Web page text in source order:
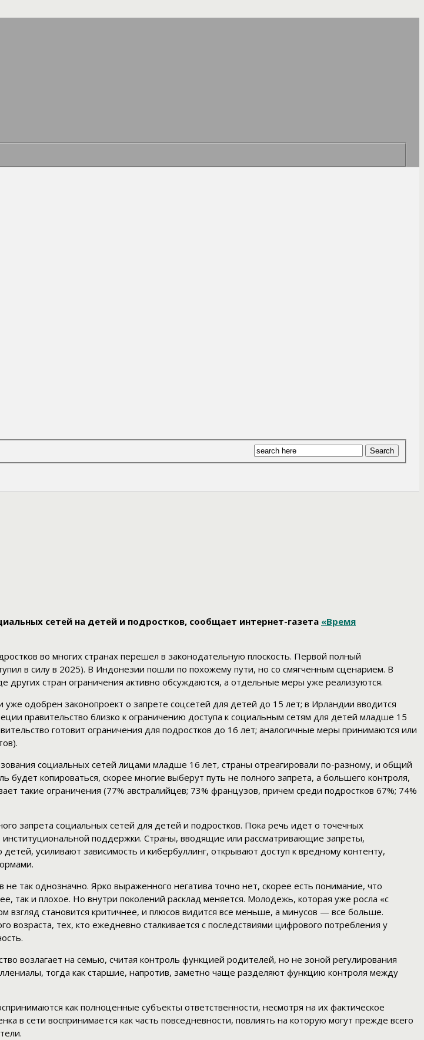
сетей на детей и подростков, сообщает интернет-газета «Время
во многих странах перешел в законодательную плоскость. Первой полный
в силу в 2025). В Индонезии пошли по похожему пути, но со смягченным сценарием. В
других стран ограничения активно обсуждаются, а отдельные меры уже реализуются.
одобрен законопроект о запрете соцсетей для детей до 15 лет; в Ирландии вводится
правительство близко к ограничению доступа к социальным сетям для детей младше 15
готовит ограничения для подростков до 16 лет; аналогичные меры принимаются или
социальных сетей лицами младше 16 лет, страны отреагировали по-разному, и общий
копироваться, скорее многие выберут путь не полного запрета, а большего контроля,
такие ограничения (77% австралийцев; 73% французов, причем среди подростков 67%; 74%
запрета социальных сетей для детей и подростков. Пока речь идет о точечных
поддержки. Страны, вводящие или рассматривающие запреты,
усиливают зависимость и кибербуллинг, открывают доступ к вредному контенту,
так однозначно. Ярко выраженного негатива точно нет, скорее есть понимание, что
так и плохое. Но внутри поколений расклад меняется. Молодежь, которая уже росла «с
становится критичнее, и плюсов видится все меньше, а минусов — все больше.
тех, кто ежедневно сталкивается с последствиями цифрового потребления у
возлагает на семью, считая контроль функцией родителей, но не зоной регулирования
тогда как старшие, напротив, заметно чаще разделяют функцию контроля между
как полноценные субъекты ответственности, несмотря на их фактическое
сети воспринимается как часть повседневности, повлиять на которую могут прежде всего